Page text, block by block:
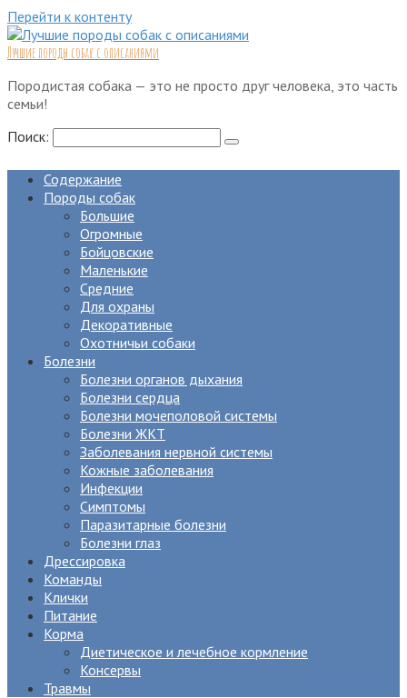
Перейти к контенту
Лучшие породы собак с описаниями
Породистая собака — это не просто друг человека, это часть
семьи!
Поиск:
Содержание
Породы собак
Большие
Огромные
Бойцовские
Маленькие
Средние
Для охраны
Декоративные
Охотничьи собаки
Болезни
Болезни органов дыхания
Болезни сердца
Болезни мочеполовой системы
Болезни ЖКТ
Заболевания нервной системы
Кожные заболевания
Инфекции
Симптомы
Паразитарные болезни
Болезни глаз
Дрессировка
Команды
Клички
Питание
Корма
Диетическое и лечебное кормление
Консервы
Травмы